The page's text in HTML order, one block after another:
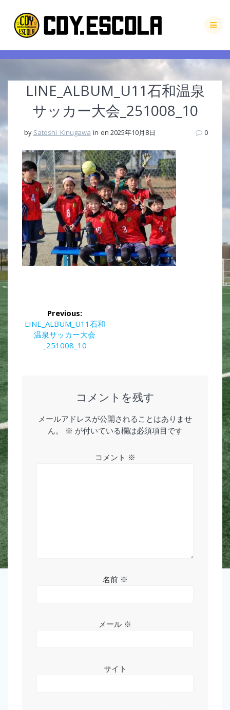
to
content
LINE_ALBUM_U11石和温泉
サッカー大会_251008_10
by Satoshi_Kinugawa in on 2025年10月8日 0
投
稿
ビ
ゲ
ー
シ
ョ
ン
Previous:
Previous
post:
LINE_ALBUM_U11石和
温泉サッカー大会
_251008_10
コメントを残す
メールアドレスが公開されることはありませ
ん。
※ が付いている欄は必須項目です
コメント ※
名前 ※
メール ※
サイト